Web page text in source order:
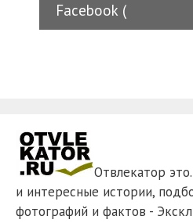
Facebook (
Отвлекатор
и интересные истории,
фотографий и фактов -